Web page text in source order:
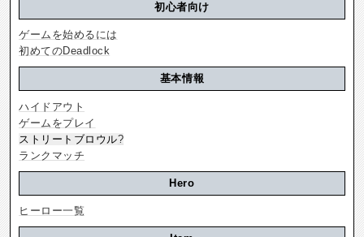
初心者向け
ゲームを始めるには
初めてのDeadlock
基本情報
ハイドアウト
ゲームをプレイ
ストリートブロウル?
ランクマッチ
Hero
ヒーロー一覧